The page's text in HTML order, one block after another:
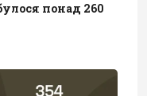
понад 260